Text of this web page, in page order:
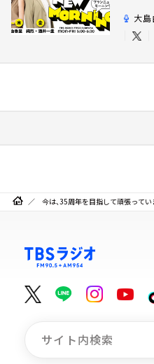
大
今は、35周年を目指して頑張ってい